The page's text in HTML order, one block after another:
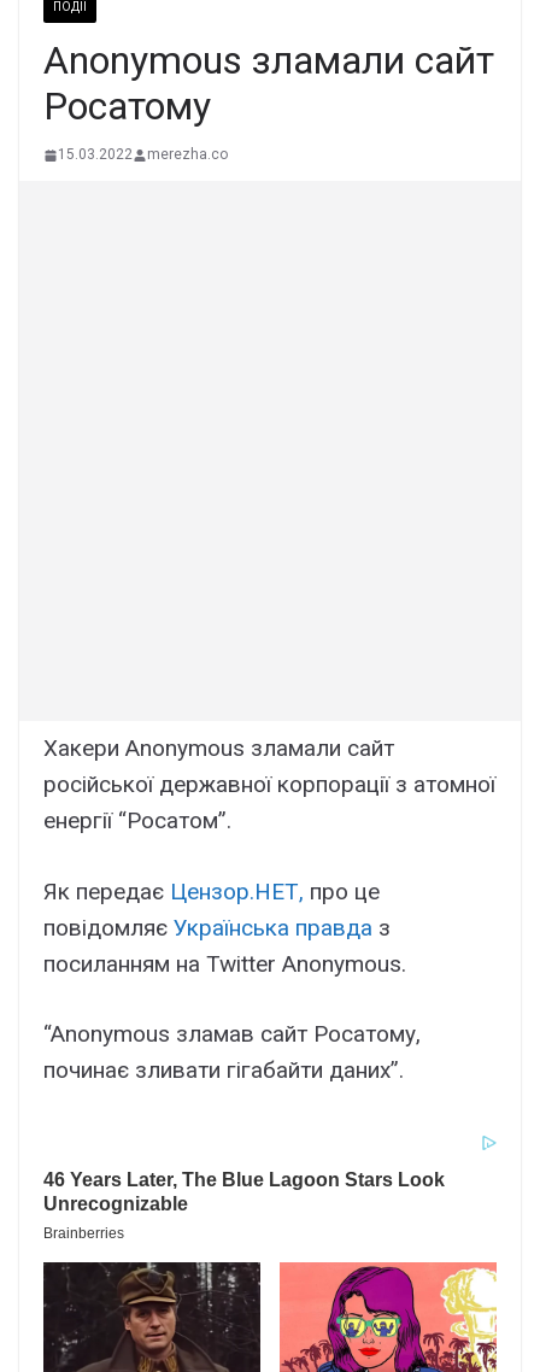
ПОДІЇ
Anonymous зламали сайт
Росатому
15.03.2022 merezha.co
Хакери Anonymous зламали сайт
російської державної корпорації з атомної
енергії “Росатом”.
Як передає Цензор.НЕТ, про це
повідомляє Українська правда з
посиланням на Twitter Anonymous.
“Anonymous зламав сайт Росатому,
починає зливати гігабайти даних”.